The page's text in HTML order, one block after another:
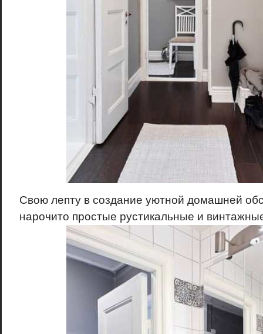
Свою лепту в создание уютной домашней
нарочито простые рустикальные и